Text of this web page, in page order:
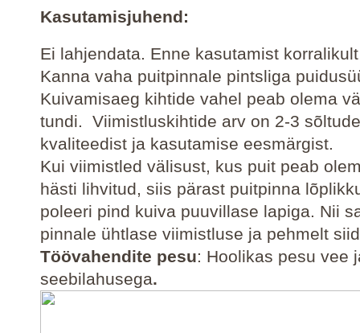
Kasutamisjuhend:
Ei lahjendata. Enne kasutamist
Kanna vaha puitpinnale pintsliga
Kuivamisaeg kihtide vahel peab olema
tundi. Viimistluskihtide arv on 2-3
kvaliteedist ja kasutamise eesmärgist.
Kui viimistled välisust, kus puit peab
hästi lihvitud, siis pärast puitpinna
poleeri pind kuiva puuvillase lapiga. Nii
pinnale ühtlase viimistluse ja pehmelt
Töövahendite pesu: Hoolikas pesu vee
seebilahusega.